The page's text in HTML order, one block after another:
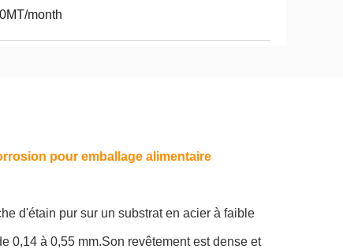
month
pour emballage alimentaire
d'étain pur sur un substrat en acier à faible
0,14 à 0,55 mm.Son revêtement est dense et